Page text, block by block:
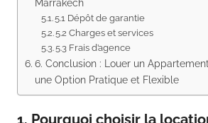
5.1 Dépôt de garantie
5.2 Charges et services
5.3 Frais d’agence
6. Conclusion : Louer un
une Option Pratique et Flexible
1. Pourquoi choisir la